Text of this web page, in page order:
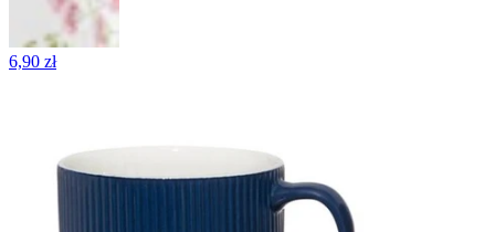
6,90 zł